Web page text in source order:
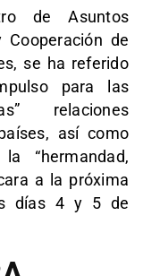
de Asuntos
Cooperación de
se ha referido
para las
relaciones
así como
“hermandad,
a la próxima
días 4 y 5 de